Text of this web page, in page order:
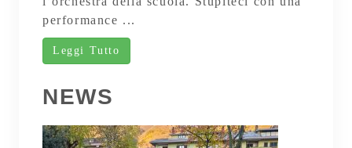
performance ...
Leggi Tutto
NEWS